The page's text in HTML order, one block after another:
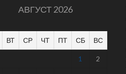
АВГУСТ 2026
ВТ СР ЧТ ПТ СБ ВС
1 2